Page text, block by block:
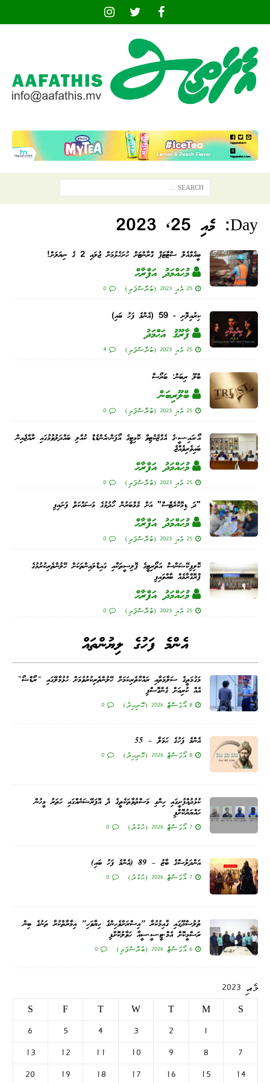
Day: މެއި 25, 2023
ބީއެމްއެލް ސްޓާޓަޕް ގްރާންޓަށް ހުށަހެޅުމަށް ޖުލައި 2 ގެ ނިޔަލަށް!
މުޙައްމަދު އަފްރާޙް
25 މެއި 2023 (ބުރާސްފަތި) 0
ކިރުއިލޮށި - 59 (އެންމެ ފަހު ބައި)
ފާރޫޤު އަޙްމަދު
25 މެއި 2023 (ބުރާސްފަތި) 4
ބްލޫ ރިބަން: ބަރޯސާ
ބްލޫރިބަން
25 މެއި 2023 (ބުރާސްފަތި) 0
އޯ.އައި.ސީ.ގެ އެގްޒެކެޓިވް ކޮމިޓީގެ އޯޕަން-އެންޑެޑް ކުއްލި ބައްދަލުވުމުގައި ރާއްޖެއިން
ބައިވެރިވެއްޖެ
މުޙައްމަދު އަފްރާޙް
25 މެއި 2023 (ބުރާސްފަތި) 0
"ދަ ޑިމޮކްރެޓްސް" އަށް މެމްބަރުން ހޯދުމުގެ މަސައްކަތް ފަށައިފި
މުޙައްމަދު އަފްރާޙް
25 މެއި 2023 (ބުރާސްފަތި) 0
ކޮލިފިކޭޝަންސް އަތޯރިޓީގެ ޕޮލިސީތަކާއި ގައިޑްލައިންތަކަށް ހޭލުންތެރިކުރުމުގެ
ޕްރޮގްރާމެއް ބާއްވައިފި
މުޙައްމަދު އަފްރާޙް
25 މެއި 2023 (ބުރާސްފަތި) 0
އެންމެ ފަހުގެ ލިޔުންތައް
މަގުމަތީގެ ސަލާމަތާއި ރައްކާތެރިކަމަށް ހޭލުންތެރިކުރުވުމަށް ހުޅުމާލޭގައި “ރޯޑްޝޯ”
އެއް ކުރިއަށް ގެންގޮސްފި
8 އޯގަސްޓް 2026 (ހޮނިހިރު) 0
އެންމެ ފަހުގެ ޙަމަލާ – 55
8 އޯގަސްޓް 2026 (ހޮނިހިރު) 0
ކުޅުދުއްފުށީގައި ހިންގި މަސްތުވާތަކެތީގެ ދެ އޮޕަރޭޝަނެއްގައި ހަތަރު މީހުން
ހައްޔަރުކޮށްފި
7 އޯގަސްޓް 2026 (ހުކުރު) 0
އަންދަލުސްގެ ބާޒު – 89 (އެންމެ ފަހު ބައި)
7 އޯގަސްޓް 2026 (ހުކުރު) 0
ތުލުސްދޫގައި ގާއިމުކުރާ "އިސްރަށްވެހިންގެ ހިޔާވަހި" އިމާރާތްކުރާ ތަނުގެ ބިން
ރަސްމީކޮށް އެމް.ޓީ.ސީ.ސީއާ ހަވާލުކޮށްފި
6 އޯގަސްޓް 2026 (ބުރާސްފަތި) 0
މެއި 2023
S
M
T
W
T
F
S
1
2
3
4
5
6
7
8
9
10
11
12
13
14
15
16
17
18
19
20